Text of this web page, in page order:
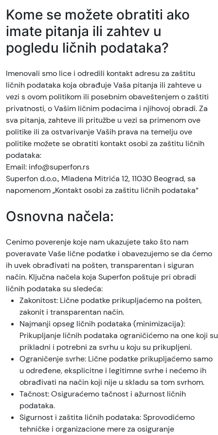
Kome se možete obratiti ako
imate pitanja ili zahtev u
pogledu ličnih podataka?
Imenovali smo lice i odredili kontakt adresu za zaštitu
ličnih podataka koja obrađuje Vaša pitanja ili zahteve u
vezi s ovom politikom ili posebnim obaveštenjem o zaštiti
privatnosti, o Vašim ličnim podacima i njihovoj obradi. Za
sva pitanja, zahteve ili pritužbe u vezi sa primenom ove
politike ili za ostvarivanje Vaših prava na temelju ove
politike možete se obratiti kontakt osobi za zaštitu ličnih
podataka:
Email: info@superfon.rs
Superfon d.o.o., Mladena Mitrića 12, 11030 Beograd, sa
napomenom „Kontakt osobi za zaštitu ličnih podataka“
Osnovna načela:
Cenimo poverenje koje nam ukazujete tako što nam
poveravate Vaše lične podatke i obavezujemo se da ćemo
ih uvek obrađivati na pošten, transparentan i siguran
način. Ključna načela koja Superfon poštuje pri obradi
ličnih podataka su sledeća:
Zakonitost: Lične podatke prikupljaćemo na pošten,
zakonit i transparentan način.
Najmanji opseg ličnih podataka (minimizacija):
Prikupljanje ličnih podataka ograničićemo na one koji su
prikladni i potrebni za svrhu u koju su prikupljeni.
Ograničenje svrhe: Lične podatke prikupljaćemo samo
u određene, eksplicitne i legitimne svrhe i nećemo ih
obrađivati na način koji nije u skladu sa tom svrhom.
Tačnost: Osiguraćemo tačnost i ažurnost ličnih
podataka.
Sigurnost i zaštita ličnih podataka: Sprovodićemo
tehničke i organizacione mere za osiguranje